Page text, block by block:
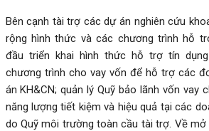
Bên cạnh tài trợ các dự án nghiên cứu
rộng hình thức và các chương trình hỗ
đầu triển khai hình thức hỗ trợ tín
chương trình cho vay vốn để hỗ trợ các
án KH&CN; quản lý Quỹ bảo lãnh vốn vay
năng lượng tiết kiệm và hiệu quả tại các
do Quỹ môi trường toàn cầu tài trợ. Về